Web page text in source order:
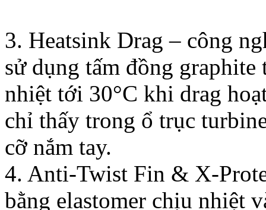
3. Heatsink Drag – công
sử dụng tấm đồng graphite
nhiệt tới 30°C khi drag
chỉ thấy trong ổ trục
cỡ nắm tay.
4. Anti-Twist Fin & X-
bằng elastomer chịu nhiệt